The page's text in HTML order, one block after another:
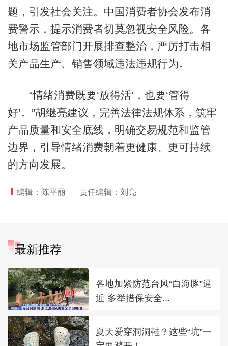
题，引发社会关注。中国消费者协会发布消
费警示，提示消费者切莫忽视安全风险。各
地市场监管部门开展排查整治，严厉打击相
关产品生产、销售领域违法违规行为。
“情绪消费既要‘放得活’，也要‘管得
好’。”胡继亮建议，完善法律法规体系，筑牢
产品质量和安全底线，明确交易规范和监管
边界，引导情绪消费朝着更健康、更可持续
的方向发展。
编辑：陈平丽 责任编辑：刘亮
最新推荐
各地加紧防范台风“白海豚”逼
近 多举措保安全...
夏天爱穿洞洞鞋？这些“坑”一